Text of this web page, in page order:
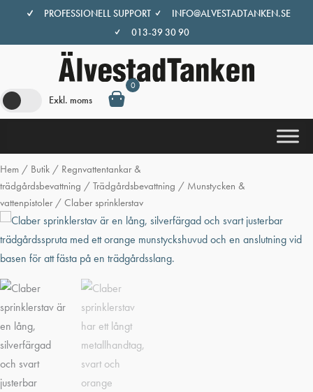
innehåll
PROFESSIONELL SUPPORT
INFO@ALVESTADTANKEN.SE
013-39 30 90
Exkl. moms
0
Hem / Butik / Regnvattentankar &
trädgårdsbevattning / Trädgårdsbevattning / Munstycken &
vattenpistoler/ Claber sprinklerstav